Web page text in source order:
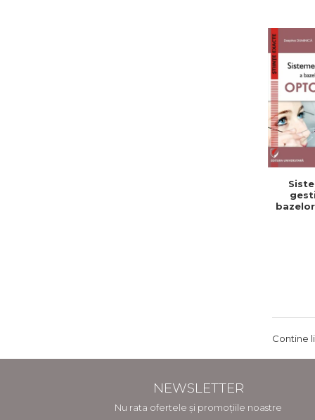
Contine
NEWSLETTER
Nu rata ofertele și promoțiile noastre